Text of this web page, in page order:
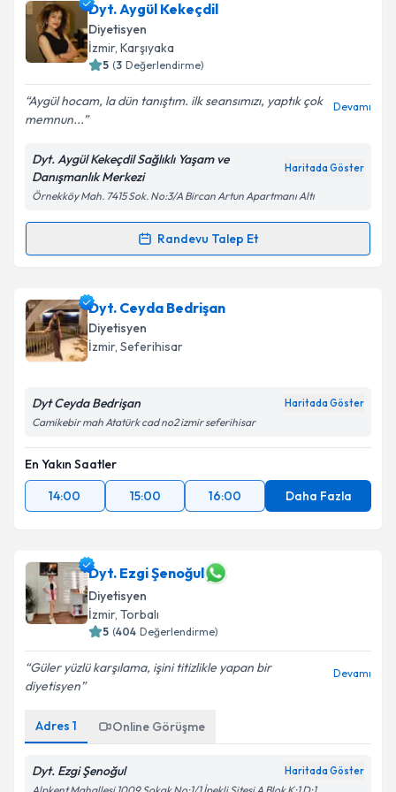
Dyt. Aygül Kekeçdil
Diyetisyen
İzmir, Karşıyaka
5 (3 Değerlendirme)
Aygül hocam, la dün tanıştım. ilk seansımızı, yaptık çok
memnun...
Devamı
Dyt. Aygül Kekeçdil Sağlıklı Yaşam ve
Danışmanlık Merkezi
Haritada Göster
Örnekköy Mah. 7415 Sok. No:3/A Bircan Artun Apartmanı Altı
Randevu Talep Et
Randevu Takvimi Talebi
Dyt. Aygül Kekeçdiliçin randevu takvimi talebi
oluşturun. Size bu uzmandan randevu almanız için bir
takvim hazırlandığında e-posta ile bilgilendireceğiz.
Kişisel verilerimin işlenmesine ilişkin
Metni'ni okudum ve kişisel verilerimin belirtilen
kapsamda işlenmesini kabul ediyorum.
Dyt. Ceyda Bedrişan
Diyetisyen
İzmir, Seferihisar
Dyt Ceyda Bedrişan Haritada Göster
Camikebir mah Atatürk cad no2 izmir seferihisar
En Yakın Saatler
14:00
15:00 16:00 Daha Fazla
Dyt. Ezgi Şenoğul
Diyetisyen
İzmir, Torbalı
5 (404 Değerlendirme)
Güler yüzlü karşılama, işini titizlikle yapan bir
diyetisyen
Devamı
Adres 1 Online Görüşme
Dyt. Ezgi Şenoğul Haritada Göster